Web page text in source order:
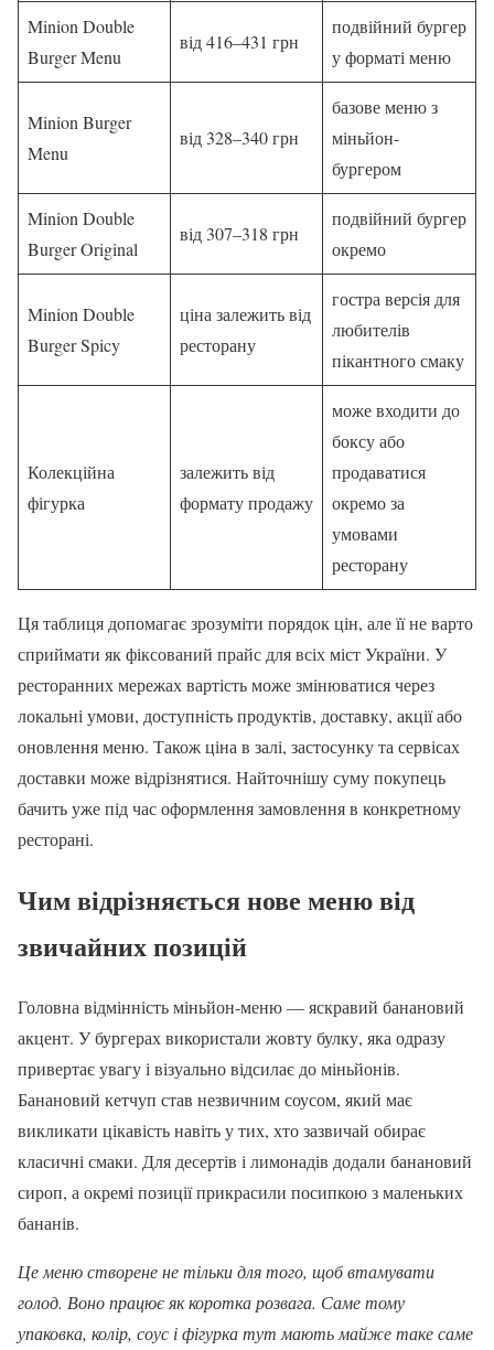
Minion Double
Burger Menu
від 416–431 грн
подвійний бургер
у форматі меню
Minion Burger
Menu
від 328–340 грн
базове меню з
міньйон-
бургером
Minion Double
Burger Original
від 307–318 грн
подвійний бургер
окремо
Minion Double
Burger Spicy
ціна залежить від
ресторану
гостра версія для
любителів
пікантного смаку
Колекційна
фігурка
залежить від
формату продажу
може входити до
боксу або
продаватися
окремо за
умовами
ресторану
Ця таблиця допомагає зрозуміти порядок цін, але її не варто
сприймати як фіксований прайс для всіх міст України. У
ресторанних мережах вартість може змінюватися через
локальні умови, доступність продуктів, доставку, акції або
оновлення меню. Також ціна в залі, застосунку та сервісах
доставки може відрізнятися. Найточнішу суму покупець
бачить уже під час оформлення замовлення в конкретному
ресторані.
Чим відрізняється нове меню від
звичайних позицій
Головна відмінність міньйон-меню — яскравий банановий
акцент. У бургерах використали жовту булку, яка одразу
привертає увагу і візуально відсилає до міньйонів.
Банановий кетчуп став незвичним соусом, який має
викликати цікавість навіть у тих, хто зазвичай обирає
класичні смаки. Для десертів і лимонадів додали банановий
сироп, а окремі позиції прикрасили посипкою з маленьких
бананів.
Це меню створене не тільки для того, щоб втамувати
голод. Воно працює як коротка розвага. Саме тому
упаковка, колір, соус і фігурка тут мають майже таке саме